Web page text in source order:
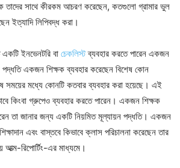
তাদের সাথে কীরকম আচরণ করেছেন, কতগুলো গ্রামার ভুল
ইত্যাদি লিপিবদ্ধ করা।
ইনভেনটরি বা চেকলিস্টব্যবহার করতে পারেন একজন
পদ্ধতি একজন শিক্ষক ব্যবহার করেছেন বিশেষ কোন
সময়ের মধ্যে কোনটি কতবার ব্যবহার করা হয়েছে। এই
কিংবা গ্রুপেও ব্যবহার করতে পারেন। একজন শিক্ষক
তা জানার জন্য একটি নিয়মিত মূল্যায়ন পদ্ধতি। একজন
এবং বাস্তবে কিভাবে ক্লাস পরিচালনা করেছেন তার
রিপোর্টিং-এর মাধ্যমে।